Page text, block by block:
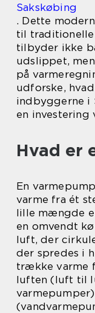
Sakskøbing
. Dette
til
tilbyder ikke
udslippet,
på
udforske,
indbyggerne i
en
Hvad er
En
varme fra ét
lille mængde
en omvendt
luft, der
der spredes i
trække varme
luften (luft til